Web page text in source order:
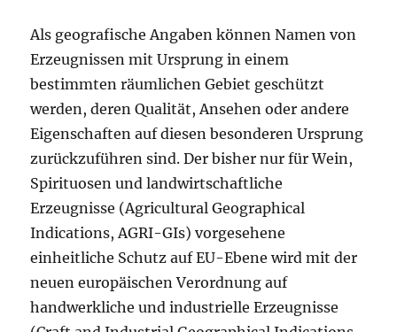
Als geografische Angaben können Namen von
Erzeugnissen mit Ursprung in einem
bestimmten räumlichen Gebiet geschützt
werden, deren Qualität, Ansehen oder andere
Eigenschaften auf diesen besonderen Ursprung
zurückzuführen sind. Der bisher nur für Wein,
Spirituosen und landwirtschaftliche
Erzeugnisse (Agricultural Geographical
Indications, AGRI-GIs) vorgesehene
einheitliche Schutz auf EU-Ebene wird mit der
neuen europäischen Verordnung auf
handwerkliche und industrielle Erzeugnisse